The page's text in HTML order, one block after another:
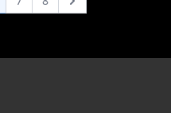
Next